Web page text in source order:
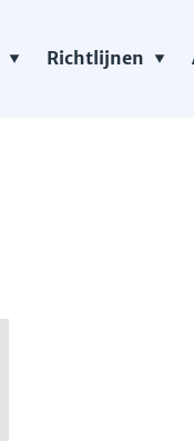
Richtlijnen